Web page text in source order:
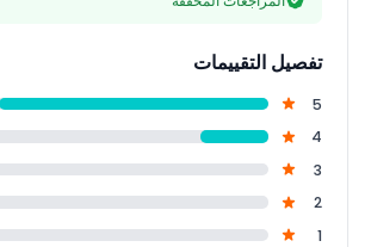
تفصيل التقييمات
5
4
3
2
1